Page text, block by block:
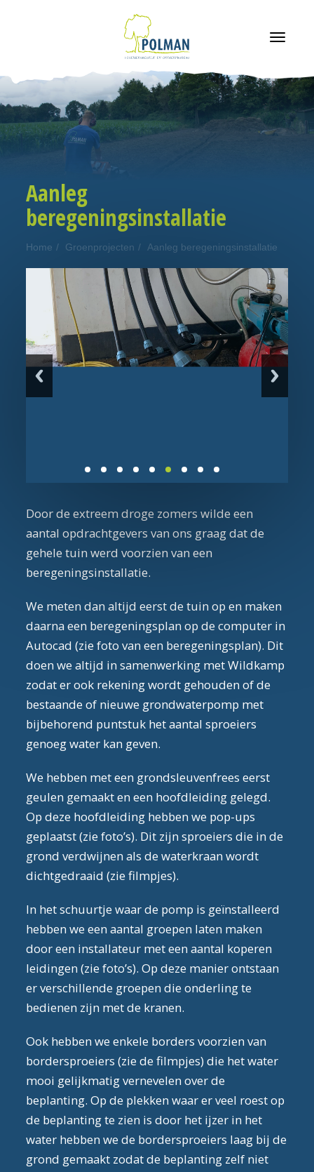
navigatie
Aanleg
beregeningsinstallatie
Home Groenprojecten Aanleg beregeningsinstallatie
Door de extreem droge zomers wilde een
aantal opdrachtgevers van ons graag dat de
gehele tuin werd voorzien van een
beregeningsinstallatie.
We meten dan altijd eerst de tuin op en maken
daarna een beregeningsplan op de computer in
Autocad (zie foto van een beregeningsplan). Dit
doen we altijd in samenwerking met Wildkamp
zodat er ook rekening wordt gehouden of de
bestaande of nieuwe grondwaterpomp met
bijbehorend puntstuk het aantal sproeiers
genoeg water kan geven.
We hebben met een grondsleuvenfrees eerst
geulen gemaakt en een hoofdleiding gelegd.
Op deze hoofdleiding hebben we pop-ups
geplaatst (zie foto’s). Dit zijn sproeiers die in de
grond verdwijnen als de waterkraan wordt
dichtgedraaid (zie filmpjes).
In het schuurtje waar de pomp is geïnstalleerd
hebben we een aantal groepen laten maken
door een installateur met een aantal koperen
leidingen (zie foto’s). Op deze manier ontstaan
er verschillende groepen die onderling te
bedienen zijn met de kranen.
Ook hebben we enkele borders voorzien van
bordersproeiers (zie de filmpjes) die het water
mooi gelijkmatig vernevelen over de
beplanting. Op de plekken waar er veel roest op
de beplanting te zien is door het ijzer in het
water hebben we de bordersproeiers laag bij de
grond gemaakt zodat de beplanting zelf niet